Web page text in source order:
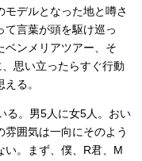
デルとなった地と噂さ
言葉が頭を駆け巡っ
ベンメリアツアー、そ
思い立ったらすぐ行動
る。
る。男5人に女5人。おい
囲気は一向にそのよう
い。まず、僕、R君、M